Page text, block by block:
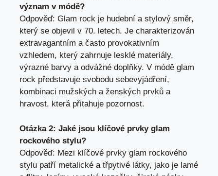
význam v módě?
Odpověď: Glam rock je hudební a stylový směr,
který se objevil v 70. letech. Je charakterizován
extravagantním a často provokativním
vzhledem, který zahrnuje lesklé materiály,
výrazné barvy a odvážné doplňky. V módě glam
rock představuje svobodu sebevyjádření,
kombinaci mužských a ženských prvků a
hravost, která přitahuje pozornost.
Otázka 2: Jaké jsou klíčové prvky glam
rockového stylu?
Odpověď: Mezi klíčové prvky glam rockového
stylu patří metalické a třpytivé látky, jako je lamé